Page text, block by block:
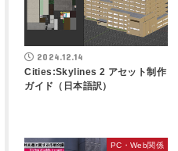
2024.12.14
Cities:Skylines 2 アセット制作
ガイド（日本語訳）
PC・Web関係